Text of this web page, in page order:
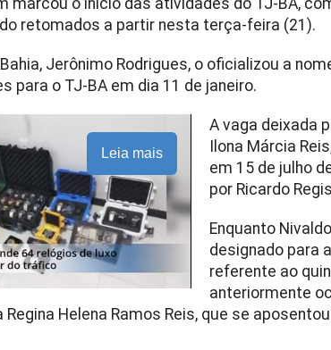
marcou o início das atividades do TJ-BA,
retomados a partir nesta terça-feira (21).
Jerônimo Rodrigues, o oficializou a
para o TJ-BA em dia 11 de janeiro.
Leia mais
A vaga deixada
Ilona Márcia
em 15 de julho
por Ricardo
Enquanto
designado para
referente ao
anteriormente
Helena Ramos Reis, que se